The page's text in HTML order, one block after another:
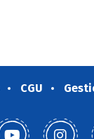
CGU